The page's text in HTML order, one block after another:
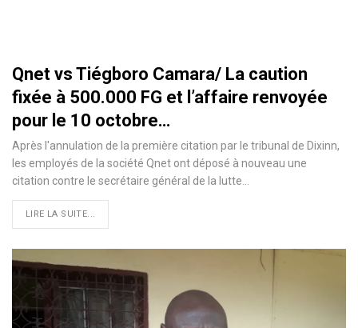
Qnet vs Tiégboro Camara/ La caution
fixée à 500.000 FG et l’affaire renvoyée
pour le 10 octobre…
Après l'annulation de la première citation par le tribunal de Dixinn,
les employés de la société Qnet ont déposé à nouveau une
citation contre le secrétaire général de la lutte…
LIRE LA SUITE...